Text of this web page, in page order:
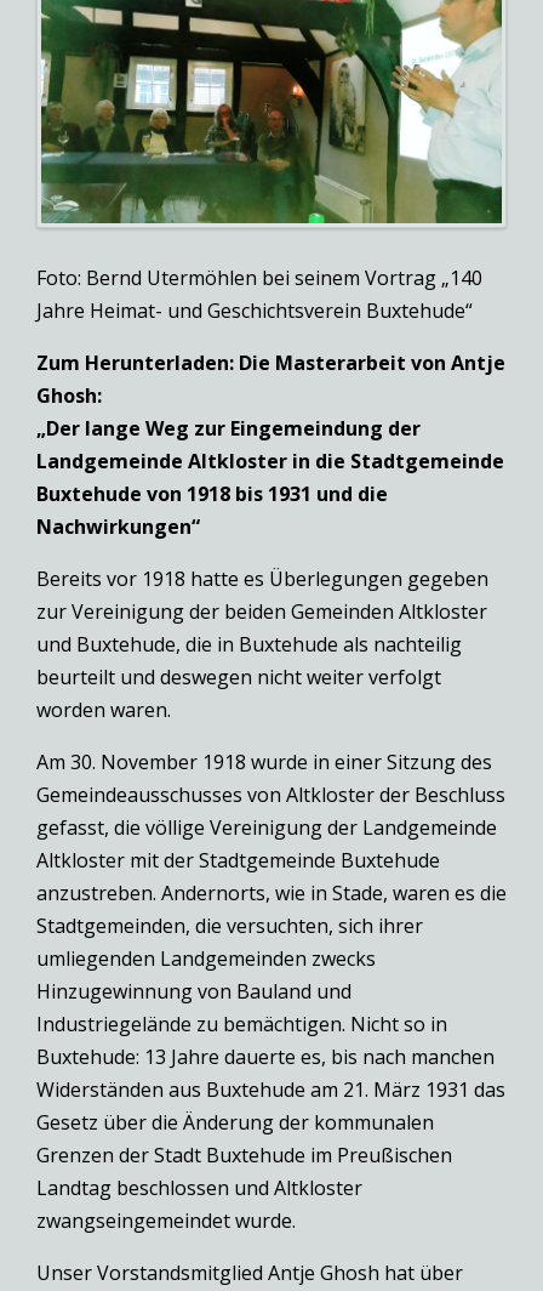
Foto: Bernd Utermöhlen bei seinem Vortrag „140
Jahre Heimat- und Geschichtsverein Buxtehude“
Zum Herunterladen: Die Masterarbeit von Antje
Ghosh:
„Der lange Weg zur Eingemeindung der
Landgemeinde Altkloster in die Stadtgemeinde
Buxtehude von 1918 bis 1931 und die
Nachwirkungen“
Bereits vor 1918 hatte es Überlegungen gegeben
zur Vereinigung der beiden Gemeinden Altkloster
und Buxtehude, die in Buxtehude als nachteilig
beurteilt und deswegen nicht weiter verfolgt
worden waren.
Am 30. November 1918 wurde in einer Sitzung des
Gemeindeausschusses von Altkloster der Beschluss
gefasst, die völlige Vereinigung der Landgemeinde
Altkloster mit der Stadtgemeinde Buxtehude
anzustreben. Andernorts, wie in Stade, waren es die
Stadtgemeinden, die versuchten, sich ihrer
umliegenden Landgemeinden zwecks
Hinzugewinnung von Bauland und
Industriegelände zu bemächtigen. Nicht so in
Buxtehude: 13 Jahre dauerte es, bis nach manchen
Widerständen aus Buxtehude am 21. März 1931 das
Gesetz über die Änderung der kommunalen
Grenzen der Stadt Buxtehude im Preußischen
Landtag beschlossen und Altkloster
zwangseingemeindet wurde.
Unser Vorstandsmitglied Antje Ghosh hat über